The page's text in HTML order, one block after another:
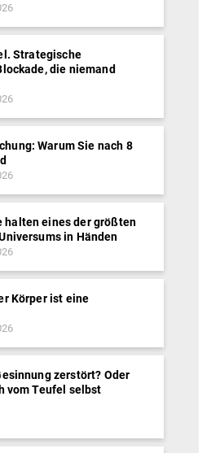
Strategische
die niemand
Warum Sie nach 8
halten eines der größten
in Händen
Körper ist eine
zerstört? Oder
vom Teufel selbst